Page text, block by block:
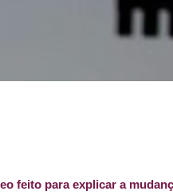
feito para explicar a